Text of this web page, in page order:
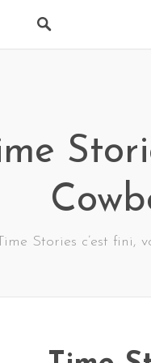
Stories c’est fini,